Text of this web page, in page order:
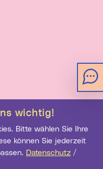
wichtig!
können Sie jederzeit
Datenschutz /